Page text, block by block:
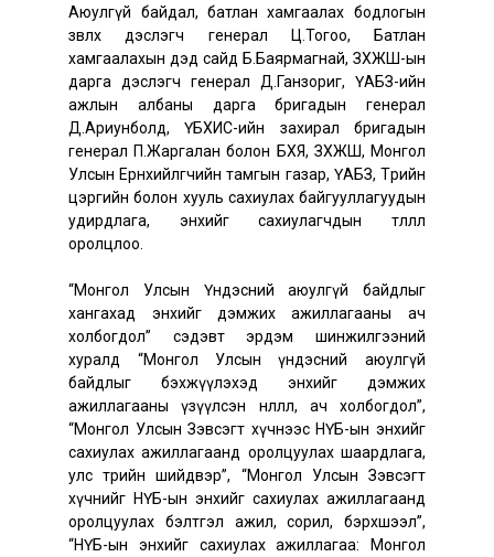
Аюулгүй байдал, батлан хамгаалах бодлогын
зөвлөх дэслэгч генерал Ц.Тогоо, Батлан
хамгаалахын дэд сайд Б.Баярмагнай, ЗХЖШ-ын
дарга дэслэгч генерал Д.Ганзориг, ҮАБЗ-ийн
ажлын албаны дарга бригадын генерал
Д.Ариунболд, ҮБХИС-ийн захирал бригадын
генерал П.Жаргалан болон БХЯ, ЗХЖШ, Монгол
Улсын Ерөнхийлөгчийн тамгын газар, ҮАБЗ, Төрийн
цэргийн болон хууль сахиулах байгууллагуудын
удирдлага, энхийг сахиулагчдын төлөөлөл
оролцлоо.
“Монгол Улсын Үндэсний аюулгүй байдлыг
хангахад энхийг дэмжих ажиллагааны ач
холбогдол” сэдэвт эрдэм шинжилгээний
хуралд “Монгол Улсын үндэсний аюулгүй
байдлыг бэхжүүлэхэд энхийг дэмжих
ажиллагааны үзүүлсэн нөлөөлөл, ач холбогдол”,
“Монгол Улсын Зэвсэгт хүчнээс НҮБ-ын энхийг
сахиулах ажиллагаанд оролцуулах шаардлага,
улс төрийн шийдвэр”, “Монгол Улсын Зэвсэгт
хүчнийг НҮБ-ын энхийг сахиулах ажиллагаанд
оролцуулах бэлтгэл ажил, сорил, бэрхшээл”,
“НҮБ-ын энхийг сахиулах ажиллагаа: Монгол